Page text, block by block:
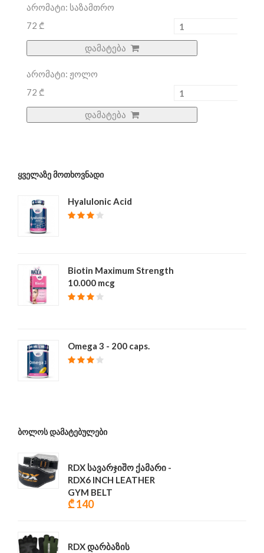
არომატი: საზამთრო
72 ₾
დამატება
არომატი: ჟოლო
72 ₾
დამატება
ᲧᲕᲔᲚᲐᲖᲔ ᲛᲝᲗᲮᲝᲕᲜᲐᲓᲘ
Hyalulonic Acid
Biotin Maximum Strength
10.000 mcg
Omega 3 - 200 caps.
ᲑᲝᲚᲝᲡ ᲓᲐᲛᲐᲢᲔᲑᲣᲚᲔᲑᲘ
RDX სავარჯიშო ქამარი -
RDX6 INCH LEATHER
GYM BELT
₾ 140
RDX დარბაზის